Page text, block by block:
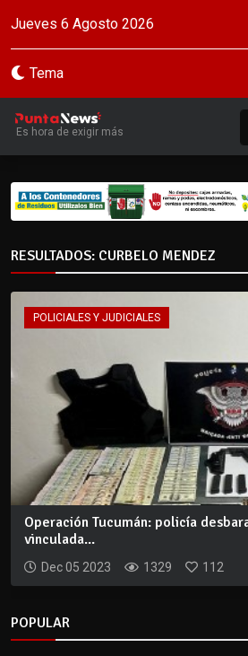
Jueves 6 Agosto 2026
Tema
Es hora de exigir más
RESULTADOS: CURBELO MENDEZ
POLICIALES Y JUDICIALES
Operación Tucumán: policía
vinculada...
Dec 05 2023 1329 112
POPULAR